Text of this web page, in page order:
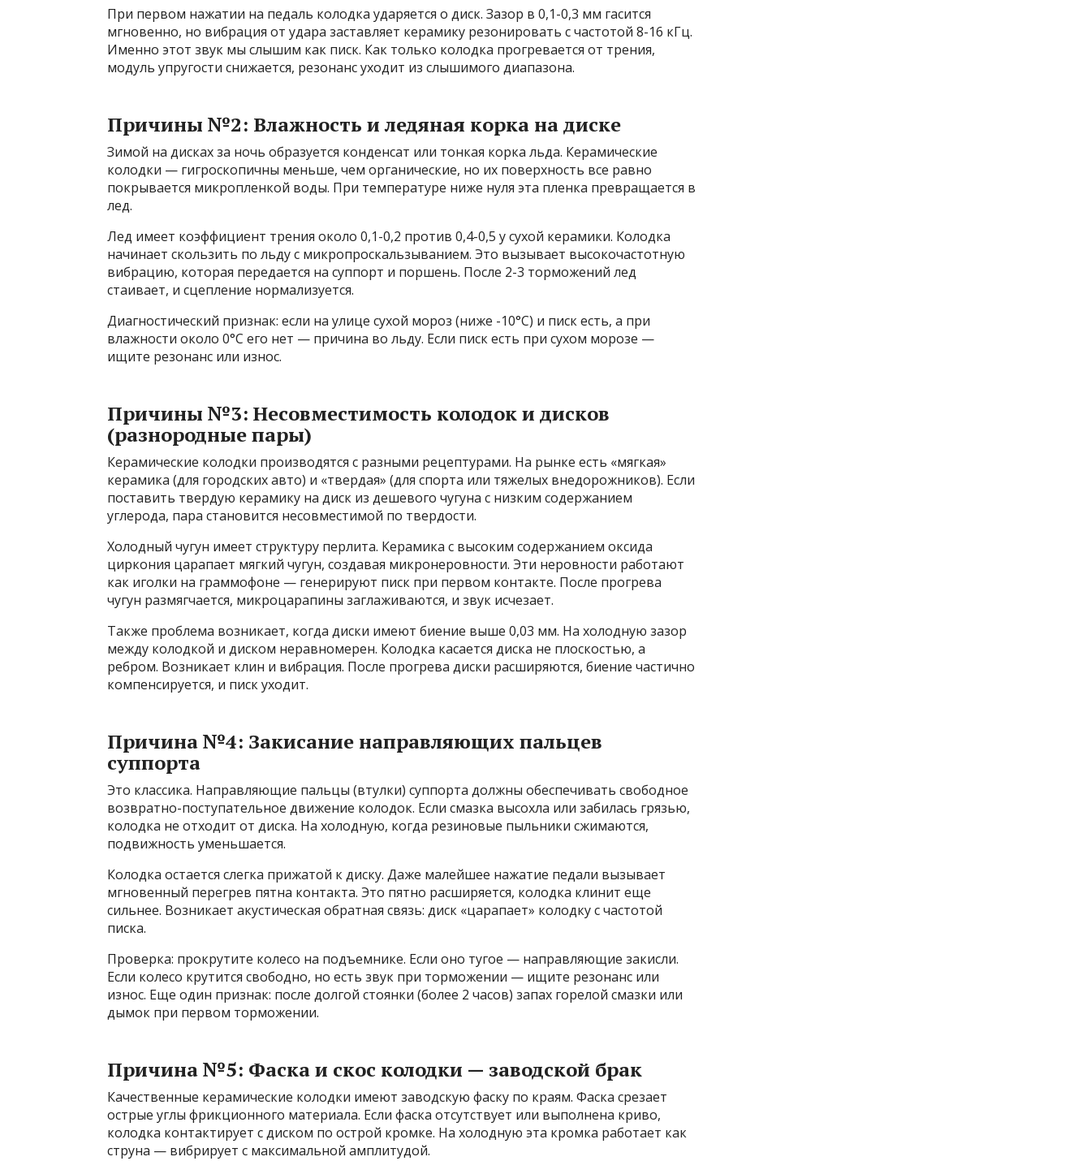
При первом нажатии на педаль колодка ударяется о диск. Зазор в 0,1-0,3 мм гасится
мгновенно, но вибрация от удара заставляет керамику резонировать с частотой 8-16 кГц.
Именно этот звук мы слышим как писк. Как только колодка прогревается от трения,
модуль упругости снижается, резонанс уходит из слышимого диапазона.
Причины №2: Влажность и ледяная корка на диске
Зимой на дисках за ночь образуется конденсат или тонкая корка льда. Керамические
колодки — гигроскопичны меньше, чем органические, но их поверхность все равно
покрывается микропленкой воды. При температуре ниже нуля эта пленка превращается в
лед.
Лед имеет коэффициент трения около 0,1-0,2 против 0,4-0,5 у сухой керамики. Колодка
начинает скользить по льду с микропроскальзыванием. Это вызывает высокочастотную
вибрацию, которая передается на суппорт и поршень. После 2-3 торможений лед
стаивает, и сцепление нормализуется.
Диагностический признак: если на улице сухой мороз (ниже -10°C) и писк есть, а при
влажности около 0°C его нет — причина во льду. Если писк есть при сухом морозе —
ищите резонанс или износ.
Причины №3: Несовместимость колодок и дисков
(разнородные пары)
Керамические колодки производятся с разными рецептурами. На рынке есть «мягкая»
керамика (для городских авто) и «твердая» (для спорта или тяжелых внедорожников). Если
поставить твердую керамику на диск из дешевого чугуна с низким содержанием
углерода, пара становится несовместимой по твердости.
Холодный чугун имеет структуру перлита. Керамика с высоким содержанием оксида
циркония царапает мягкий чугун, создавая микронеровности. Эти неровности работают
как иголки на граммофоне — генерируют писк при первом контакте. После прогрева
чугун размягчается, микроцарапины заглаживаются, и звук исчезает.
Также проблема возникает, когда диски имеют биение выше 0,03 мм. На холодную зазор
между колодкой и диском неравномерен. Колодка касается диска не плоскостью, а
ребром. Возникает клин и вибрация. После прогрева диски расширяются, биение частично
компенсируется, и писк уходит.
Причина №4: Закисание направляющих пальцев
суппорта
Это классика. Направляющие пальцы (втулки) суппорта должны обеспечивать свободное
возвратно-поступательное движение колодок. Если смазка высохла или забилась грязью,
колодка не отходит от диска. На холодную, когда резиновые пыльники сжимаются,
подвижность уменьшается.
Колодка остается слегка прижатой к диску. Даже малейшее нажатие педали вызывает
мгновенный перегрев пятна контакта. Это пятно расширяется, колодка клинит еще
сильнее. Возникает акустическая обратная связь: диск «царапает» колодку с частотой
писка.
Проверка: прокрутите колесо на подъемнике. Если оно тугое — направляющие закисли.
Если колесо крутится свободно, но есть звук при торможении — ищите резонанс или
износ. Еще один признак: после долгой стоянки (более 2 часов) запах горелой смазки или
дымок при первом торможении.
Причина №5: Фаска и скос колодки — заводской брак
Качественные керамические колодки имеют заводскую фаску по краям. Фаска срезает
острые углы фрикционного материала. Если фаска отсутствует или выполнена криво,
колодка контактирует с диском по острой кромке. На холодную эта кромка работает как
струна — вибрирует с максимальной амплитудой.